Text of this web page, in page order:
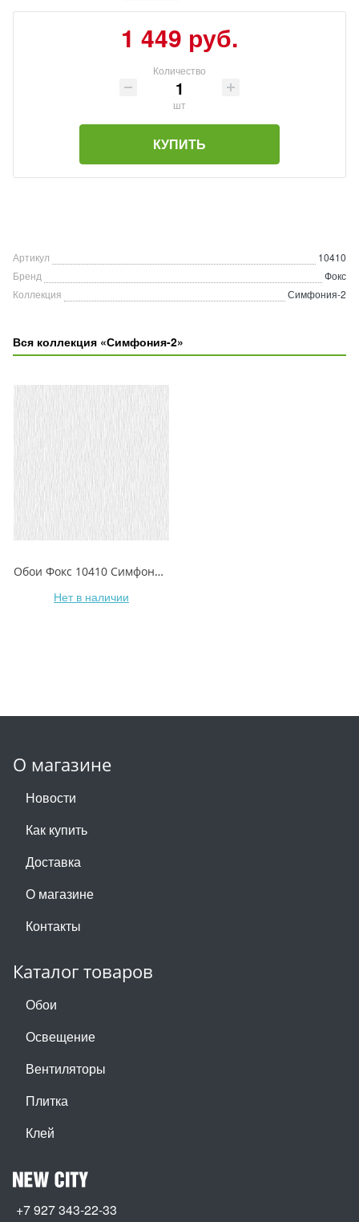
1 449 руб.
Количество
шт
КУПИТЬ
Артикул
10410
Бренд
Фокс
Коллекция
Симфония-2
Вся коллекция «Симфония-2»
Обои Фокс 10410 Симфония-2
Нет в наличии
О магазине
Новости
Как купить
Доставка
О магазине
Контакты
Каталог товаров
Обои
Освещение
Вентиляторы
Плитка
Клей
+7 927 343-22-33